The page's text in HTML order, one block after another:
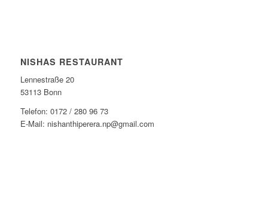
NISHAS RESTAURANT
Lennestraße 20
53113 Bonn
Telefon: 0172 / 280 96 73
E-Mail: nishanthiperera.np@gmail.com